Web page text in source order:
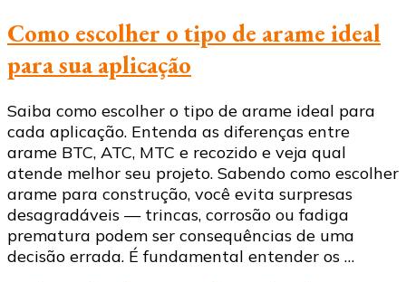
Como escolher o tipo de arame ideal
para sua aplicação
Saiba como escolher o tipo de arame ideal para
cada aplicação. Entenda as diferenças entre
arame BTC, ATC, MTC e recozido e veja qual
atende melhor seu projeto. Sabendo como escolher
arame para construção, você evita surpresas
desagradáveis — trincas, corrosão ou fadiga
prematura podem ser consequências de uma
decisão errada. É fundamental entender os …